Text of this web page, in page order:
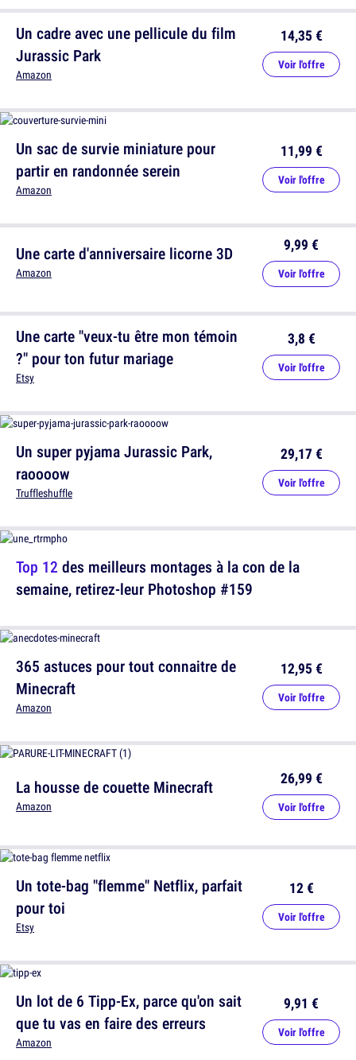
Un sac de survie miniature pour
partir en randonnée serein
Amazon
11,99 €
Voir l'offre
Une carte "veux-tu être mon témoin
?" pour ton futur mariage
Etsy
3,8 €
Voir l'offre
Top 12 des meilleurs montages à la con de la
semaine, retirez-leur Photoshop #159
Un tote-bag "flemme" Netflix, parfait
pour toi
Etsy
12 €
Voir l'offre
Un cadre avec une pellicule du film
Jurassic Park
Amazon
14,35 €
Voir l'offre
Une carte d'anniversaire licorne 3D
Amazon
9,99 €
Voir l'offre
Un super pyjama Jurassic Park,
raoooow
Truffleshuffle
29,17 €
Voir l'offre
365 astuces pour tout connaitre de
Minecraft
Amazon
12,95 €
Voir l'offre
La housse de couette Minecraft
Amazon
26,99 €
Voir l'offre
Un lot de 6 Tipp-Ex, parce qu'on sait
que tu vas en faire des erreurs
Amazon
9,91 €
Voir l'offre